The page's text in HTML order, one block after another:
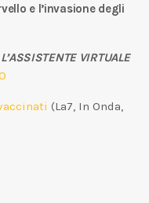
e l’invasione degli
VIRTUALE
(La7, In Onda,